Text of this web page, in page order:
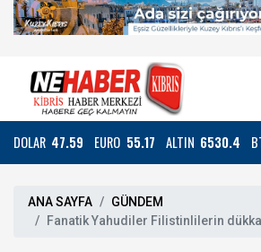
DOLAR 47.59 EURO 55.17 ALTIN 6530.4
ANA SAYFA
GÜNDEM
Fanatik Yahudiler Filistinlilerin